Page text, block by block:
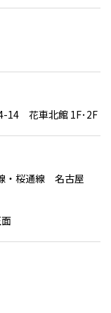
14 花車北館 1F･2F
・桜通線 名古屋